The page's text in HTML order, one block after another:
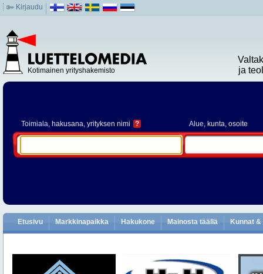
Kirjaudu
Kotimainen yrityshakemisto
ja
Toimiala, hakusana, yrityksen nimi ? Alue, kunta, osoite
Etusivu Markkinapaikka Hakukone Mainosta täällä Kunnat